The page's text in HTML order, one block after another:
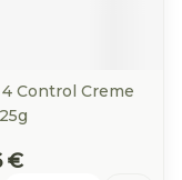
Control Creme
€